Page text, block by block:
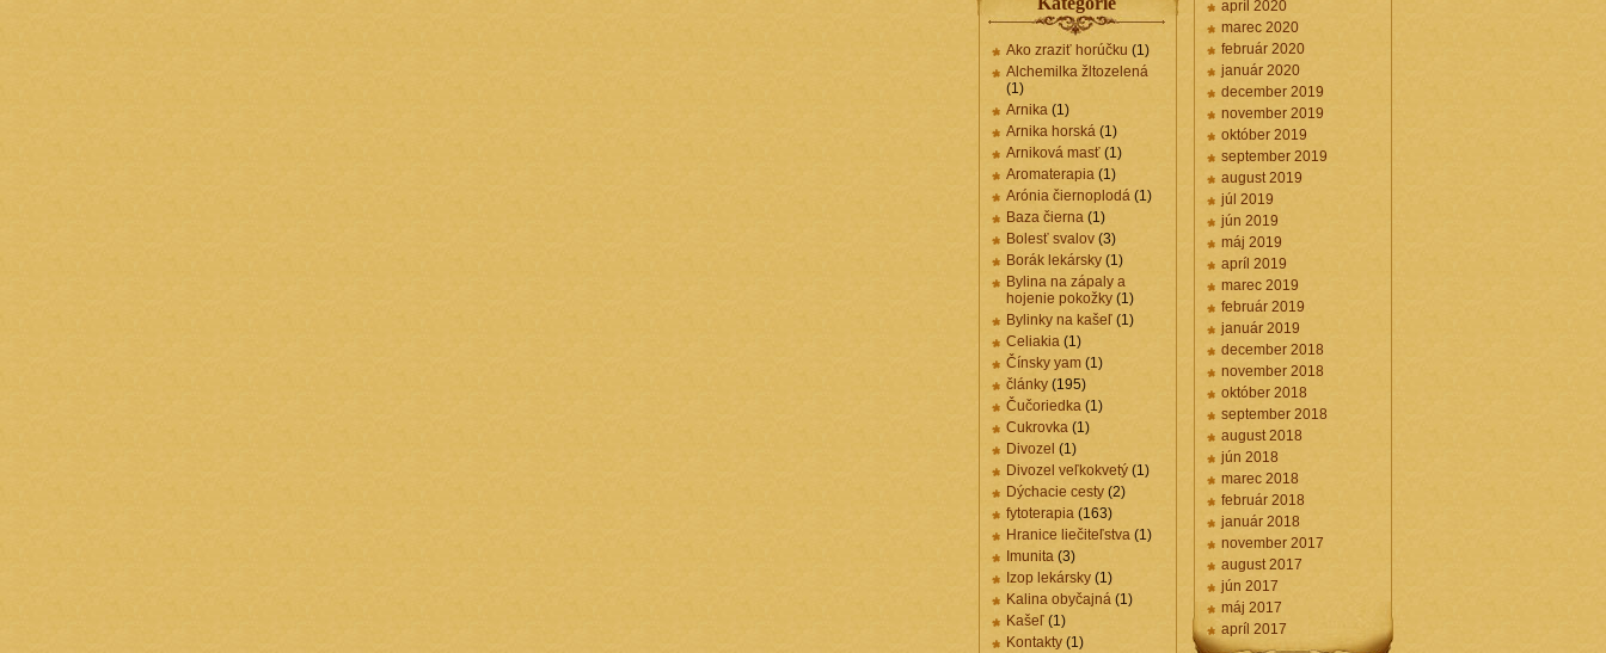
Ako zraziť horúčku (1)
Alchemilka žltozelená
(1)
Arnika (1)
Arnika horská (1)
Arniková masť (1)
Aromaterapia (1)
Arónia čiernoplodá (1)
Baza čierna (1)
Bolesť svalov (3)
Borák lekársky (1)
Bylina na zápaly a
hojenie pokožky (1)
Bylinky na kašeľ (1)
Celiakia (1)
Čínsky yam (1)
články (195)
Čučoriedka (1)
Cukrovka (1)
Divozel (1)
Divozel veľkokvetý (1)
Dýchacie cesty (2)
fytoterapia (163)
Hranice liečiteľstva (1)
Imunita (3)
Izop lekársky (1)
Kalina obyčajná (1)
Kašeľ (1)
Kontakty (1)
apríl 2020
marec 2020
február 2020
január 2020
december 2019
november 2019
október 2019
september 2019
august 2019
júl 2019
jún 2019
máj 2019
apríl 2019
marec 2019
február 2019
január 2019
december 2018
november 2018
október 2018
september 2018
august 2018
jún 2018
marec 2018
február 2018
január 2018
november 2017
august 2017
jún 2017
máj 2017
apríl 2017